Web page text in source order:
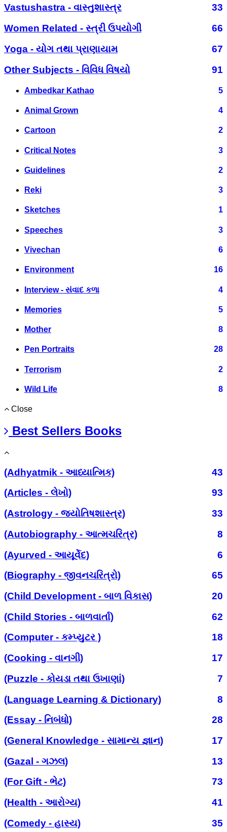
Vastushastra - વાસ્તુશાસ્ત્ર
33
Women Related - સ્ત્રી ઉપયોગી
66
Yoga - યોગ તથા પ્રાણાયામ
67
Other Subjects - વિવિધ વિષયો
91
Ambedkar Kathao 5
Animal Grown 4
Cartoon 2
Critical Notes 3
Guidelines 2
Reki 3
Sketches 1
Speeches 3
Vivechan 6
Environment 16
Interview - સંવાદ કળા 4
Memories 5
Mother 8
Pen Portraits 28
Terrorism 2
Wild Life 8
Close
Best Sellers Books
(Adhyatmik - આધ્યાત્મિક)
43
(Articles - લેખો)
93
(Astrology - જ્યોતિષશાસ્ત્ર)
33
(Autobiography - આત્મચરિત્ર)
8
(Ayurved - આયૂર્વેદ)
6
(Biography - જીવનચરિત્રો)
65
(Child Development - બાળ વિકાસ)
20
(Child Stories - બાળવાર્તા)
62
(Computer - કમ્પ્યુટર )
18
(Cooking - વાનગી)
17
(Puzzle - કોયડા તથા ઉખાણાં)
7
(Language Learning & Dictionary)
8
(Essay - નિબંધો)
28
(General Knowledge - સામાન્ય જ્ઞાન)
17
(Gazal - ગઝલ)
13
(For Gift - ભેટ)
73
(Health - આરોગ્ય)
41
(Comedy - હાસ્ય)
35